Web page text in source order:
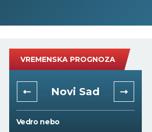
VREMENSKA PROGNOZA
Novi Sad
Vedro nebo